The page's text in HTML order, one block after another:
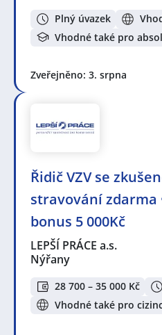
Plný úvazek
Vhodné také pro
Zveřejněno: 3. srpna
Řidič VZV se
stravování zdarma
bonus 5 000Kč
LEPŠÍ PRÁCE a.s.
Nýřany
28 700 – 35 000 Kč
Vhodné také pro